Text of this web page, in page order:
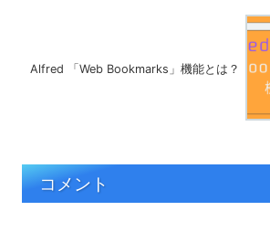
Alfred 「Web Bookmarks」機能とは？
コメント